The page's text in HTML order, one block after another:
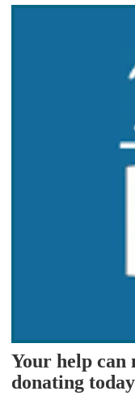
Your help can
donating